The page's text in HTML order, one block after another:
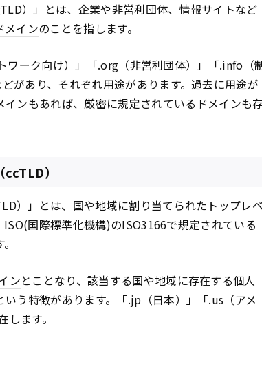
）」とは、企業や非営利団体、情報サイトなど
メインのことを指します。
ーク向け）」「.org（非営利団体）」「.info（
があり、それぞれ用途があります。過去に用途が
インもあれば、厳密に規定されている ドメインも
）
）」とは、国や地域に割り当てられたトップレベ
国際標準化機構)のISO3166で規定されている
ンとことなり、該当する国や地域に存在する個人
いう特徴があります。「.jp（日本）」「.us（アメ
ます。